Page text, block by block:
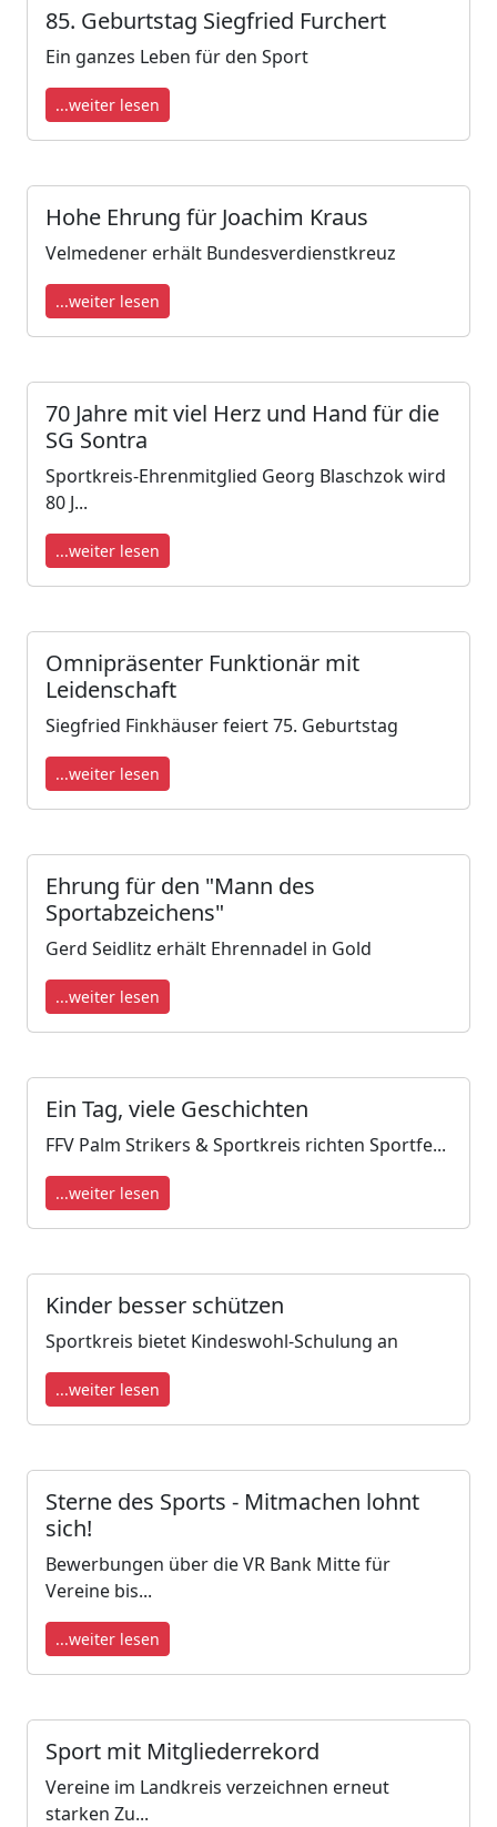
85. Geburtstag Siegfried Furchert
Ein ganzes Leben für den Sport
...weiter lesen
Hohe Ehrung für Joachim Kraus
Velmedener erhält Bundesverdienstkreuz
...weiter lesen
70 Jahre mit viel Herz und Hand für die
SG Sontra
Sportkreis-Ehrenmitglied Georg Blaschzok wird
80 J...
...weiter lesen
Omnipräsenter Funktionär mit
Leidenschaft
Siegfried Finkhäuser feiert 75. Geburtstag
...weiter lesen
Ehrung für den "Mann des
Sportabzeichens"
Gerd Seidlitz erhält Ehrennadel in Gold
...weiter lesen
Ein Tag, viele Geschichten
FFV Palm Strikers & Sportkreis richten Sportfe...
...weiter lesen
Kinder besser schützen
Sportkreis bietet Kindeswohl-Schulung an
...weiter lesen
Sterne des Sports - Mitmachen lohnt
sich!
Bewerbungen über die VR Bank Mitte für
Vereine bis...
...weiter lesen
Sport mit Mitgliederrekord
Vereine im Landkreis verzeichnen erneut
starken Zu...